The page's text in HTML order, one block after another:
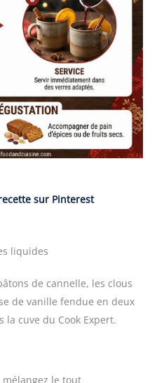
sur Pinterest
liquides
de cannelle, les clous
de vanille fendue en deux
la cuve du Cook Expert.
le tout